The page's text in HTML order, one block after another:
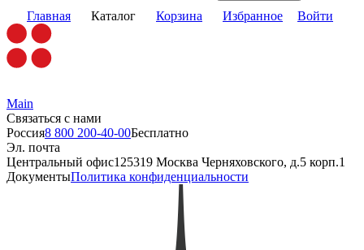
Главная Каталог Корзина Избранное Войти
Main
Связаться с нами
Россия8 800 200-40-00Бесплатно
Эл. почта
Центральный офис125319 Москва Черняховского, д.5 корп.1
ДокументыПолитика конфиденциальности